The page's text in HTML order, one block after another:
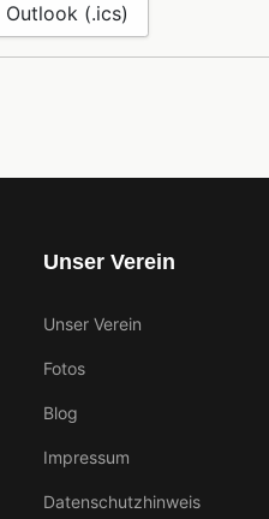
Outlook (.ics)
Unser Verein
Unser Verein
Fotos
Blog
Impressum
Datenschutzhinweis